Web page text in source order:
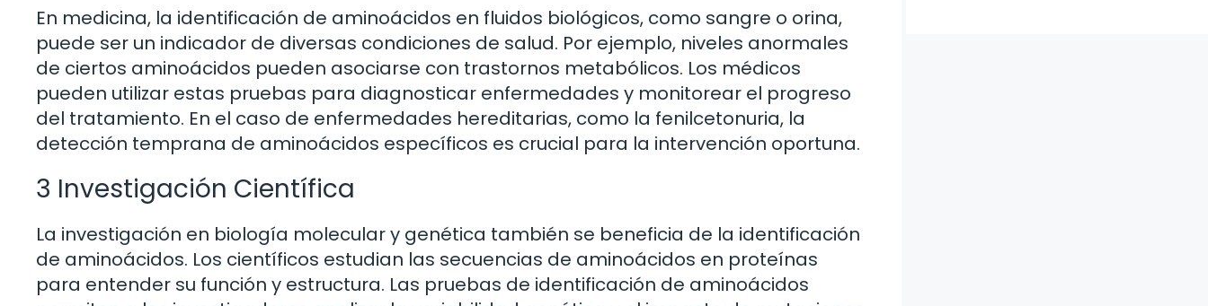
En medicina, la identificación de aminoácidos en fluidos biológicos, como sangre o orina,
puede ser un indicador de diversas condiciones de salud. Por ejemplo, niveles anormales
de ciertos aminoácidos pueden asociarse con trastornos metabólicos. Los médicos
pueden utilizar estas pruebas para diagnosticar enfermedades y monitorear el progreso
del tratamiento. En el caso de enfermedades hereditarias, como la fenilcetonuria, la
detección temprana de aminoácidos específicos es crucial para la intervención oportuna.
3 Investigación Científica
La investigación en biología molecular y genética también se beneficia de la identificación
de aminoácidos. Los científicos estudian las secuencias de aminoácidos en proteínas
para entender su función y estructura. Las pruebas de identificación de aminoácidos